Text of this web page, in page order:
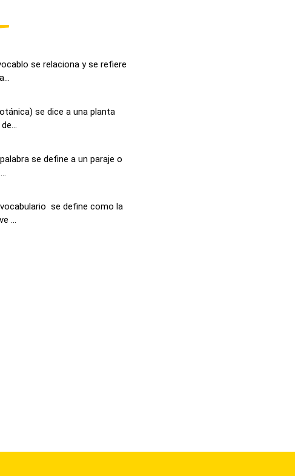
se relaciona y se refiere
se dice a una planta
se define a un paraje o
se define como la
...